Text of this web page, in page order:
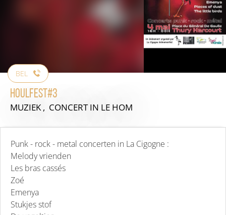
BEL
Houlfest#3
MUZIEK , CONCERTIN LE HOM
Punk - rock - metal concerten in La Cigogne :
Melody vrienden
Les bras cassés
Zoé
Emenya
Stukjes stof